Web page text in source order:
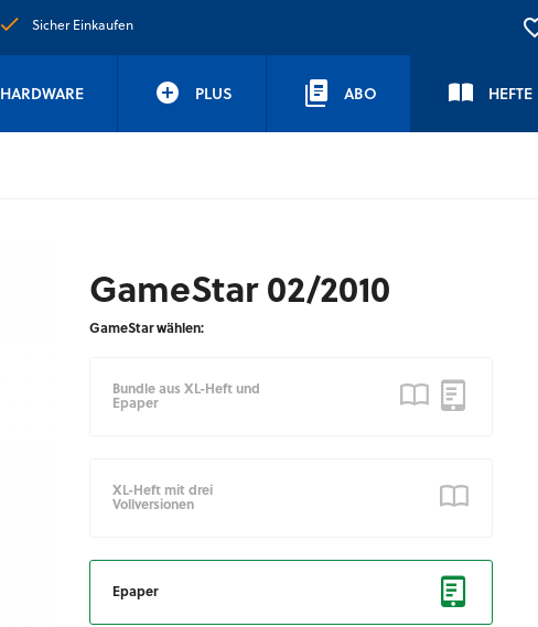
Sicher Einkaufen
HARDWARE PLUS ABO HEFTE
GameStar 02/2010
GameStar wählen:
Bundle aus XL-Heft und
Epaper
XL-Heft mit drei
Vollversionen
Epaper